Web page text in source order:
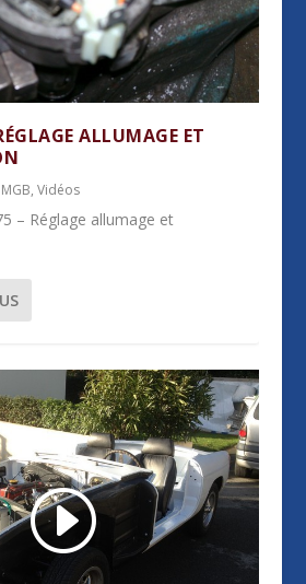
ALLUMAGE ET
, Vidéos
– Réglage allumage et